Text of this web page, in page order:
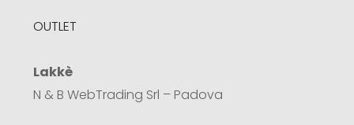
OUTLET
Lakkè
N & B WebTrading Srl – Padova